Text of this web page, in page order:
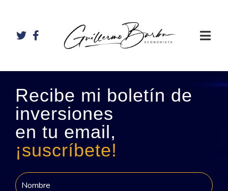
Recibe mi boletín de
inversiones
en tu email,
¡suscríbete!